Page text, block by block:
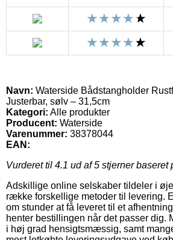
Navn: Waterside Bådstangholder
Justerbar, sølv – 31,5cm
Kategori: Alle produkter
Producent: Waterside
Varenummer: 38378044
EAN:
Vurderet til 4.1 ud af 5 stjerner baseret
Adskillige online selskaber tildeler i
række forskellige metoder til levering.
om stunder at få leveret til et
henter bestillingen når det passer dig.
i høj grad hensigtsmæssig, samt